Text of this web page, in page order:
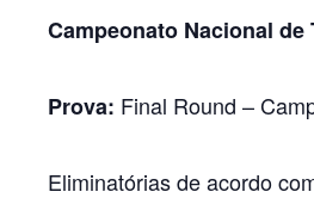
Campeonato Nacional de
Prova: Final Round –
Eliminatórias de acordo